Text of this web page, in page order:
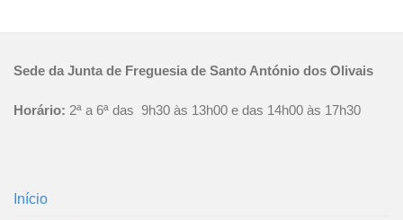
Sede da Junta de Freguesia de Santo António dos Olivais
Horário: 2ª a 6ª das 9h30 às 13h00 e das 14h00 às 17h30
Início